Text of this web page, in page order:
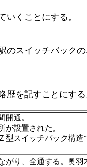
いくことにする。
のスイッチバック
歴を記すことにす
通。
が設置された。
型スイッチバック構造
り、全通する。奥羽